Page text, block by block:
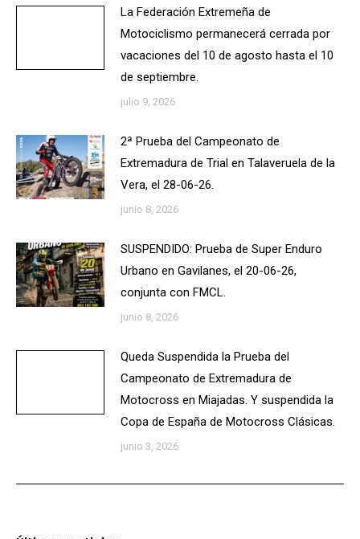
La Federación Extremeña de
Motociclismo permanecerá cerrada por
vacaciones del 10 de agosto hasta el 10
de septiembre.
julio 9, 2026
2ª Prueba del Campeonato de
Extremadura de Trial en Talaveruela de la
Vera, el 28-06-26.
junio 8, 2026
SUSPENDIDO: Prueba de Super Enduro
Urbano en Gavilanes, el 20-06-26,
conjunta con FMCL.
junio 8, 2026
Queda Suspendida la Prueba del
Campeonato de Extremadura de
Motocross en Miajadas. Y suspendida la
Copa de España de Motocross Clásicas.
junio 3, 2026